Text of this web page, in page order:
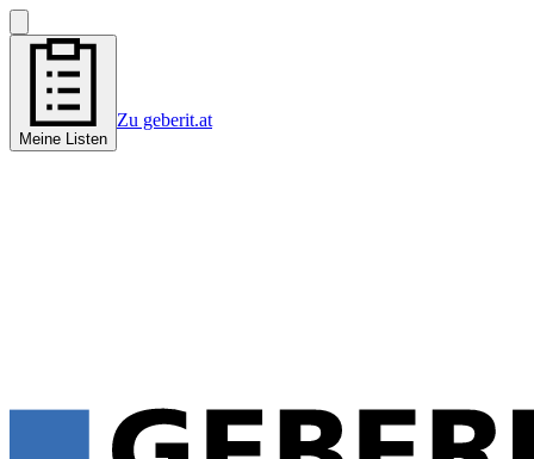
Meine Listen
Zu geberit.at